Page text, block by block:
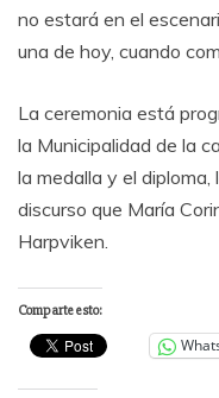
no estará en el
una de hoy, cuando
La ceremonia está
la Municipalidad de la
la medalla y el diploma,
discurso que María
Harpviken.
Comparte esto: